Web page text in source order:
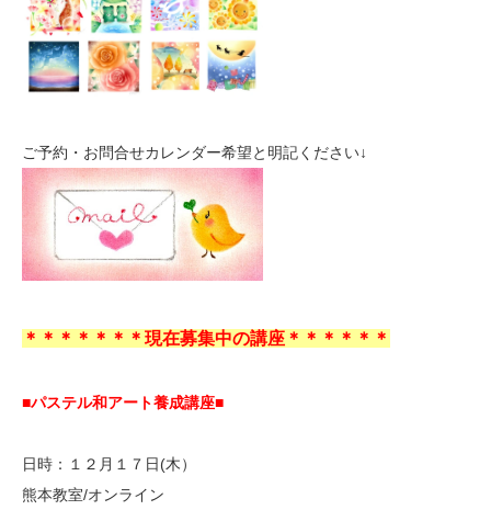
ご予約・お問合せカレンダー希望と明記ください↓
＊＊＊＊＊＊＊現在募集中の講座＊＊＊＊＊＊
■パステル和アート養成講座■
日時：１２月１７日(木）
熊本教室/オンライン